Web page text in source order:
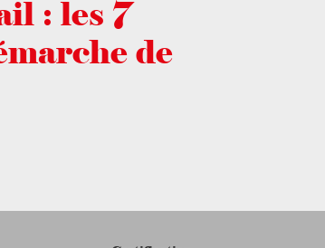
: les 7
de